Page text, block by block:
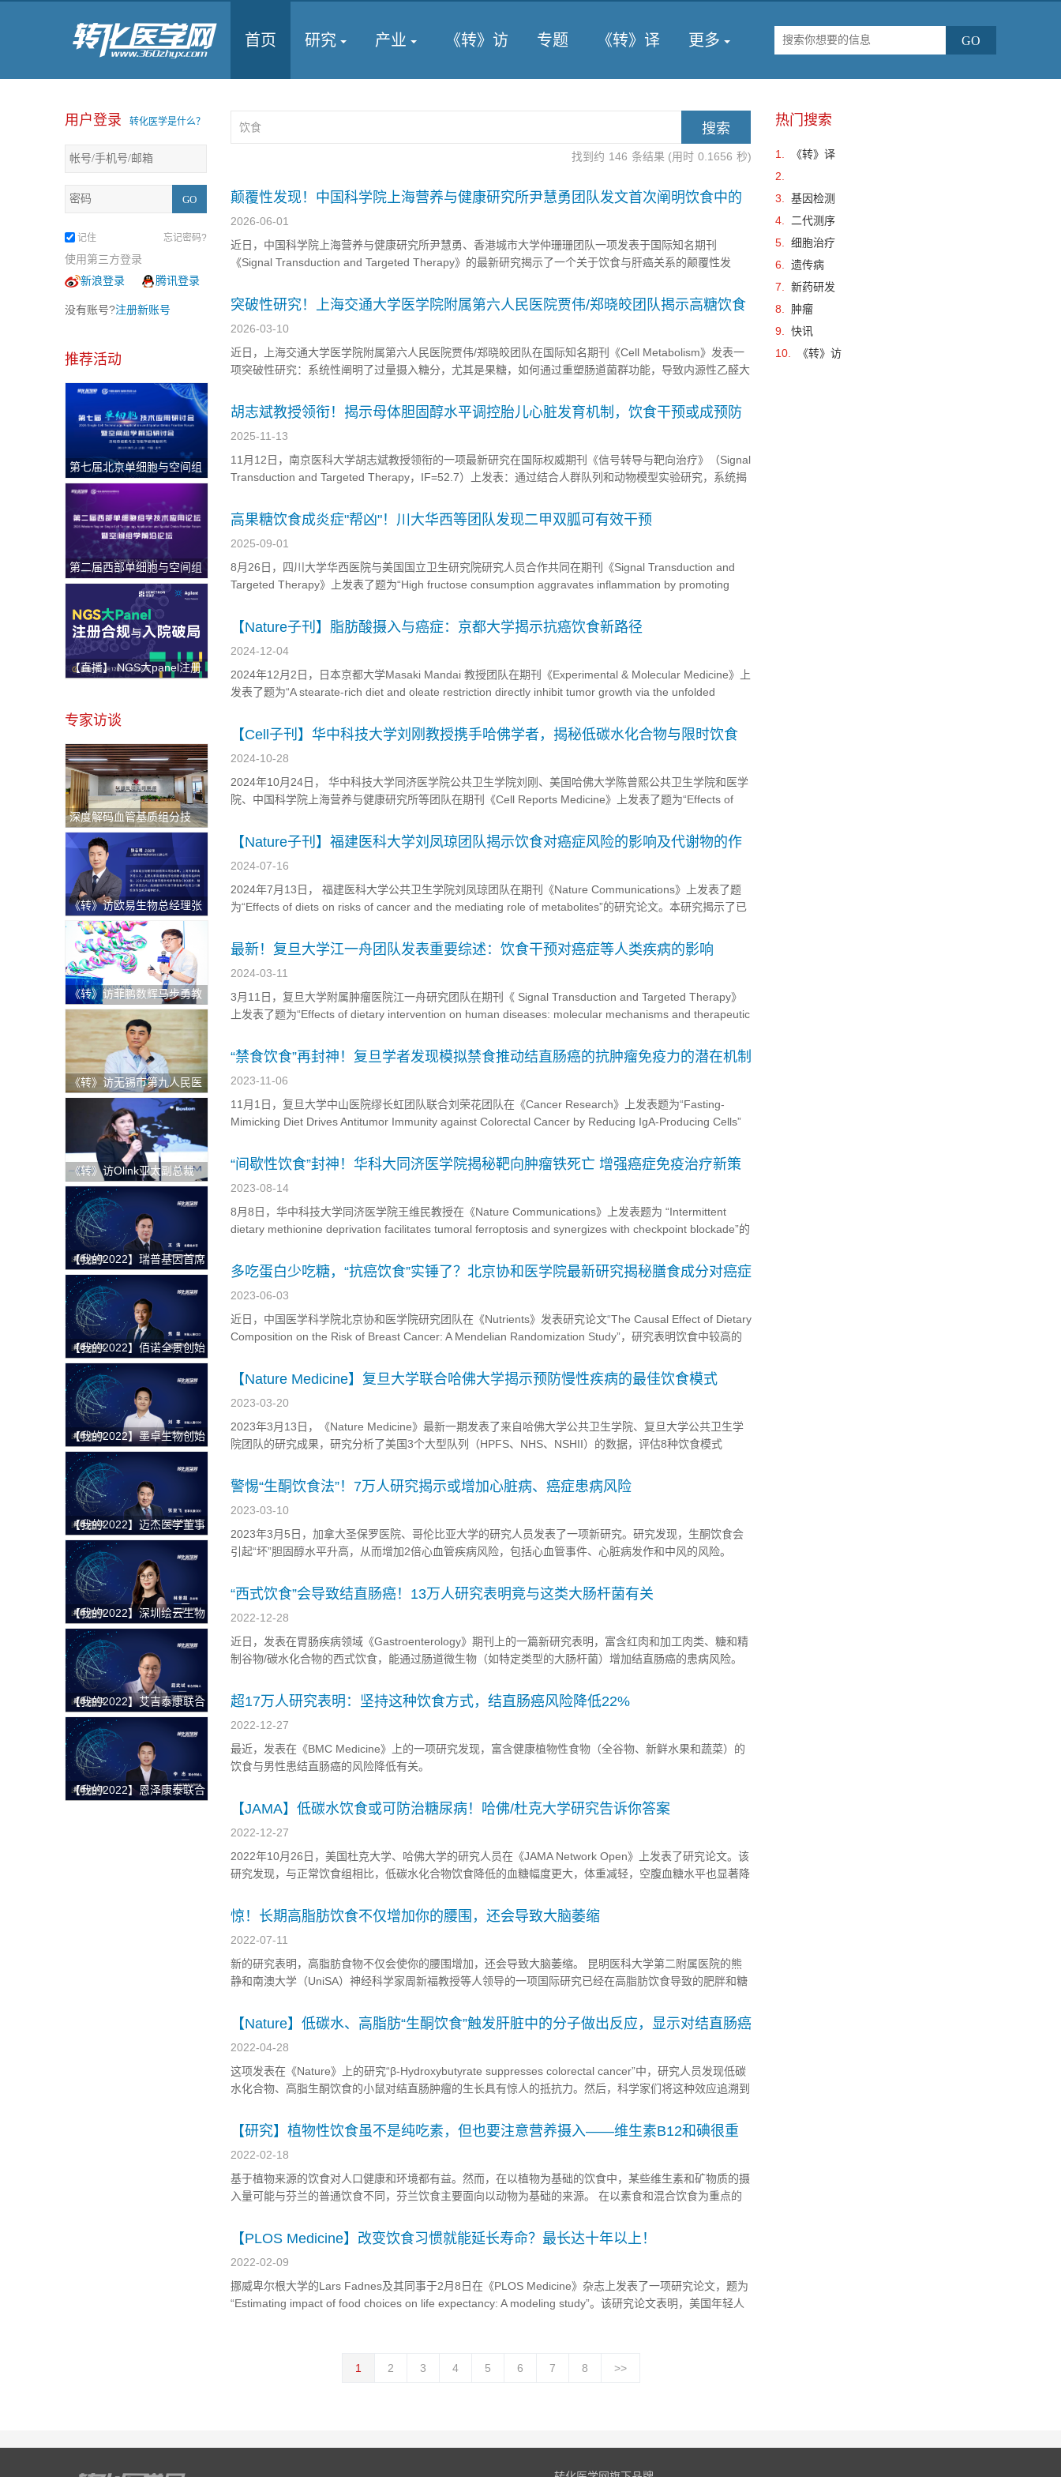
首页 研究 产业 《转》访 专题 《转》译 更多
用户登录 转化医学是什么？
记住 忘记密码?
使用第三方登录
新浪登录
腾讯登录
没有账号?注册新账号
推荐活动
第七届北京单细胞与空间组
学研讨会
第二届西部单细胞与空间组
学论坛
【直播】 NGS大panel注册
专家访谈
深度解码血管基质组分技
术：重塑退行性骨关节炎治
疗新格局与医疗出海中东新
机遇
《转》访欧易生物总经理张
志明：持续逆势快速增长！
破解科研服务"不可能三
角"的硬核逻辑
《转》访菲鹏数辉马步勇教
授｜AI与分子模拟引领生物
医药创新，“构象选择机制”
开辟药物动态设计新纪元
《转》访无锡市第九人民医
院科教科主任赵刚
《转》访Olink亚太副总裁
Andrea Ballagi博士：新一
代蛋白组学如何加速精准医
疗新进程
【我的2022】瑞普基因首席
技术官王涛：发挥BT+AI双
引擎特色优势，推进AI技术
在精准医疗领域的临床落地
【我的2022】佰诺全景创始
人焦磊：降低使用成本和难
度，推动全景病理技术在中
国的临床转化落地
【我的2022】墨卓生物创始
人兼COO刘寒：日日精进，
久久为功，把一个好的单细
胞中国解决方案带给客户
【我的2022】迈杰医学董事
长兼首席执行官张亚飞：数
智化赋能商业模式转型，为
客户提供更优质的伴随诊断
整体解决方案
【我的2022】深圳绘云生物
总经理林景超：专注慢病早
筛类临床质谱检测产品，从
临床痛点出发，为临床医学
检验解决更多难题
【我的2022】艾吉泰康联合
创始人屈武斌：对技术精雕
细琢，以客户应用场景为核
心，用特色服务提供基因捕
获整体解决方案
【我的2022】恩泽康泰联合
找到约 146 条结果 (用时 0.1656 秒)
颠覆性发现！中国科学院上海营养与健康研究所尹慧勇团队发文首次阐明饮食中的
果糖通过一种全新的分子机制抑制肝细胞癌的发展
2026-06-01
近日，中国科学院上海营养与健康研究所尹慧勇、香港城市大学仲珊珊团队一项发表于国际知名期刊
《Signal Transduction and Targeted Therapy》的最新研究揭示了一个关于饮食与肝癌关系的颠覆性发
抑制肝细胞癌的发展。这一发现不仅解开了长期以来流行病学与动物实验数据之间的矛盾...
突破性研究！上海交通大学医学院附属第六人民医院贾伟/郑晓皎团队揭示高糖饮食
如何通过肠道菌群加速脂肪肝恶化，开发工程益生菌
2026-03-10
近日，上海交通大学医学院附属第六人民医院贾伟/郑晓皎团队在国际知名期刊《Cell Metabolism》发表一
项突破性研究：系统性阐明了过量摄入糖分，尤其是果糖，如何通过重塑肠道菌群功能，导致内源性乙醛大
种能高效清除乙醛的工程化益生菌，在临床前模型中有效阻断了肝纤维化进程，为防治这一全球高发肝病提
供...
胡志斌教授领衔！揭示母体胆固醇水平调控胎儿心脏发育机制，饮食干预或成预防
先天性心脏病新策略
2025-11-13
11月12日，南京医科大学胡志斌教授领衔的一项最新研究在国际权威期刊《信号转导与靶向治疗》（Signal
Transduction and Targeted Therapy，IF=52.7）上发表：通过结合人群队列和动物模型实验研究，系统揭
代心脏发育过程中Hedgehog信号通路受损、心肌细胞增殖减...
高果糖饮食成炎症"帮凶"！川大华西等团队发现二甲双胍可有效干预
2025-09-01
8月26日，四川大学华西医院与美国国立卫生研究院研究人员合作共同在期刊《Signal Transduction and
Targeted Therapy》上发表了题为“High fructose consumption aggravates inflammation by promoting
【Nature子刊】脂肪酸摄入与癌症：京都大学揭示抗癌饮食新路径
2024-12-04
2024年12月2日，日本京都大学Masaki Mandai 教授团队在期刊《Experimental & Molecular Medicine》上
发表了题为“A stearate-rich diet and oleate restriction directly inhibit tumor growth via the unfolded
【Cell子刊】华中科技大学刘刚教授携手哈佛学者，揭秘低碳水化合物与限时饮食
对肥胖成人体重和肠道微生物的显著影响
2024-10-28
2024年10月24日， 华中科技大学同济医学院公共卫生学院刘刚、美国哈佛大学陈曾熙公共卫生学院和医学
院、中国科学院上海营养与健康研究所等团队在期刊《Cell Reports Medicine》上发表了题为“Effects of
【Nature子刊】福建医科大学刘凤琼团队揭示饮食对癌症风险的影响及代谢物的作
用
2024-07-16
2024年7月13日， 福建医科大学公共卫生学院刘凤琼团队在期刊《Nature Communications》上发表了题
为“Effects of diets on risks of cancer and the mediating role of metabolites”的研究论文。本研究揭示了已
最新！复旦大学江一舟团队发表重要综述：饮食干预对癌症等人类疾病的影响
2024-03-11
3月11日，复旦大学附属肿瘤医院江一舟研究团队在期刊《 Signal Transduction and Targeted Therapy》
上发表了题为“Effects of dietary intervention on human diseases: molecular mechanisms and therapeutic
“禁食饮食”再封神！复旦学者发现模拟禁食推动结直肠癌的抗肿瘤免疫力的潜在机制
2023-11-06
11月1日，复旦大学中山医院缪长虹团队联合刘荣花团队在《Cancer Research》上发表题为“Fasting-
Mimicking Diet Drives Antitumor Immunity against Colorectal Cancer by Reducing IgA-Producing Cells”
“间歇性饮食”封神！华科大同济医学院揭秘靶向肿瘤铁死亡 增强癌症免疫治疗新策
略
2023-08-14
8月8日，华中科技大学同济医学院王维民教授在《Nature Communications》上发表题为 “Intermittent
dietary methionine deprivation facilitates tumoral ferroptosis and synergizes with checkpoint blockade”的
多吃蛋白少吃糖，“抗癌饮食”实锤了？北京协和医学院最新研究揭秘膳食成分对癌症
的影响
2023-06-03
近日，中国医学科学院北京协和医学院研究团队在《Nutrients》发表研究论文“The Causal Effect of Dietary
Composition on the Risk of Breast Cancer: A Mendelian Randomization Study”，研究表明饮食中较高的
【Nature Medicine】复旦大学联合哈佛大学揭示预防慢性疾病的最佳饮食模式
2023-03-20
2023年3月13日，《Nature Medicine》最新一期发表了来自哈佛大学公共卫生学院、复旦大学公共卫生学
院团队的研究成果，研究分析了美国3个大型队列（HPFS、NHS、NSHII）的数据，评估8种饮食模式
https://www.nat...
警惕“生酮饮食法”！7万人研究揭示或增加心脏病、癌症患病风险
2023-03-10
2023年3月5日，加拿大圣保罗医院、哥伦比亚大学的研究人员发表了一项新研究。研究发现，生酮饮食会
引起“坏”胆固醇水平升高，从而增加2倍心血管疾病风险，包括心血管事件、心脏病发作和中风的风险。
“西式饮食”会导致结直肠癌！13万人研究表明竟与这类大肠杆菌有关
2022-12-28
近日，发表在胃肠疾病领域《Gastroenterology》期刊上的一篇新研究表明，富含红肉和加工肉类、糖和精
制谷物/碳水化合物的西式饮食，能通过肠道微生物（如特定类型的大肠杆菌）增加结直肠癌的患病风险。
超17万人研究表明：坚持这种饮食方式，结直肠癌风险降低22%
2022-12-27
最近，发表在《BMC Medicine》上的一项研究发现，富含健康植物性食物（全谷物、新鲜水果和蔬菜）的
饮食与男性患结直肠癌的风险降低有关。
【JAMA】低碳水饮食或可防治糖尿病！哈佛/杜克大学研究告诉你答案
2022-12-27
2022年10月26日，美国杜克大学、哈佛大学的研究人员在《JAMA Network Open》上发表了研究论文。该
研究发现，与正常饮食组相比，低碳水化合物饮食降低的血糖幅度更大，体重减轻，空腹血糖水平也显著降
https://jamanetwork.com/journals/jaman...
惊！长期高脂肪饮食不仅增加你的腰围，还会导致大脑萎缩
2022-07-11
新的研究表明，高脂肪食物不仅会使你的腰围增加，还会导致大脑萎缩。 昆明医科大学第二附属医院的熊
静和南澳大学（UniSA）神经科学家周新福教授等人领导的一项国际研究已经在高脂肪饮食导致的肥胖和糖
研究团队在《Metabolic Brain Disease》杂志上发表了他们的研究结果。 ...
【Nature】低碳水、高脂肪“生酮饮食”触发肝脏中的分子做出反应，显示对结直肠癌
的惊人抑制效果！
2022-04-28
这项发表在《Nature》上的研究“β-Hydroxybutyrate suppresses colorectal cancer”中，研究人员发现低碳
水化合物、高脂生酮饮食的小鼠对结直肠肿瘤的生长具有惊人的抵抗力。然后，科学家们将这种效应追溯到
【研究】植物性饮食虽不是纯吃素，但也要注意营养摄入——维生素B12和碘很重
要！
2022-02-18
基于植物来源的饮食对人口健康和环境都有益。然而，在以植物为基础的饮食中，某些维生素和矿物质的摄
入量可能与芬兰的普通饮食不同，芬兰饮食主要面向以动物为基础的来源。 在以素食和混合饮食为重点的
物为基础的饮食的人群中也是如此。相反，维生素B12和碘的摄入量减少。 在个体研究中，还发...
【PLOS Medicine】改变饮食习惯就能延长寿命？最长达十年以上！
2022-02-09
挪威卑尔根大学的Lars Fadnes及其同事于2月8日在《PLOS Medicine》杂志上发表了一项研究论文，题为
“Estimating impact of food choices on life expectancy: A modeling study”。该研究论文表明，美国年轻人
1 2 3 4 5 6 7 8 >>
热门搜索
1.
《转》译
2.
3.
基因检测
4.
二代测序
5.
细胞治疗
6.
遗传病
7.
新药研发
8.
肿瘤
9.
快讯
10.
《转》访